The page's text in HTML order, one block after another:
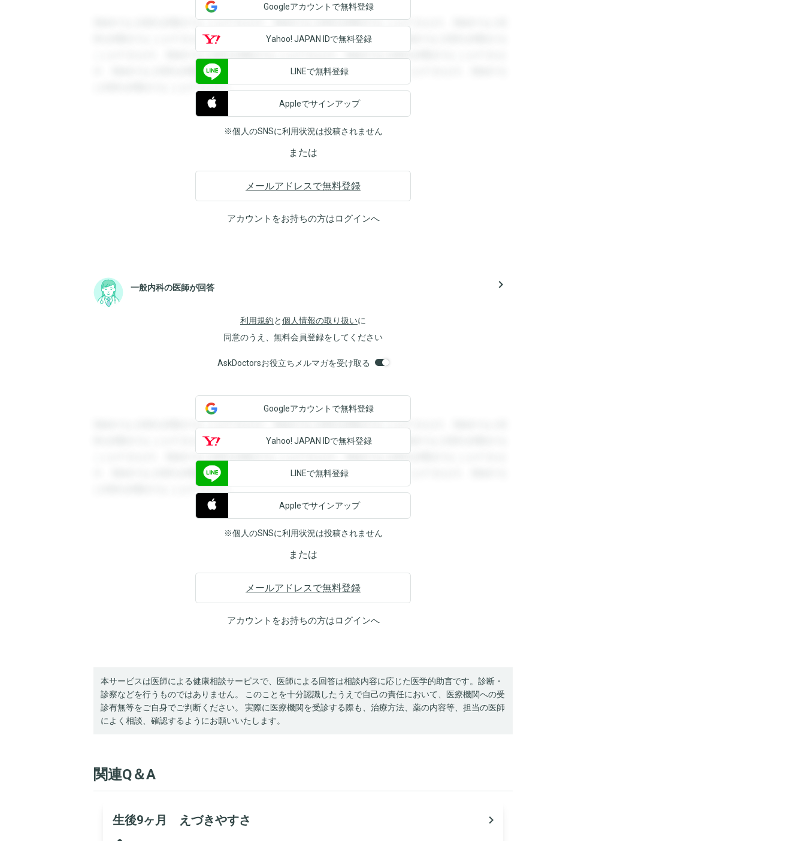
登録すると回答を閲覧することができます。登録すると回答を閲覧することができます。登録すると回
答を閲覧することができます。登録すると回答を閲覧することができます。登録すると回答を閲覧する
ことができます。登録すると回答を閲覧することができます。登録すると回答を閲覧することができま
す。登録すると回答を閲覧することができます。登録すると回答を閲覧することができます。登録する
と回答を閲覧することができます。
Googleアカウントで無料登録
Yahoo! JAPAN IDで無料登録
LINEで無料登録
Appleでサインアップ
※個人のSNSに利用状況は投稿されません
または
メールアドレスで無料登録
アカウントをお持ちの方はログインへ
一般内科の医師が回答 navigate_next
利用規約と個人情報の取り扱いに
同意のうえ、無料会員登録をしてください
AskDoctorsお役立ちメルマガを受け取る
登録すると回答を閲覧することができます。登録すると回答を閲覧することができます。登録すると回
答を閲覧することができます。登録すると回答を閲覧することができます。登録すると回答を閲覧する
ことができます。登録すると回答を閲覧することができます。登録すると回答を閲覧することができま
す。登録すると回答を閲覧することができます。登録すると回答を閲覧することができます。登録する
と回答を閲覧することができます。
Googleアカウントで無料登録
Yahoo! JAPAN IDで無料登録
LINEで無料登録
Appleでサインアップ
※個人のSNSに利用状況は投稿されません
または
メールアドレスで無料登録
アカウントをお持ちの方はログインへ
本サービスは医師による健康相談サービスで、医師による回答は相談内容に応じた医学的助言です。診断・
診察などを行うものではありません。 このことを十分認識したうえで自己の責任において、医療機関への受
診有無等をご自身でご判断ください。 実際に医療機関を受診する際も、治療方法、薬の内容等、担当の医師
によく相談、確認するようにお願いいたします。
関連Q＆A
生後9ヶ月 えづきやすさ
navigate_next